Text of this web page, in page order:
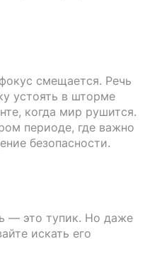
смещается. Речь
устоять в шторме
когда мир рушится.
периоде, где важно
безопасности.
— это тупик. Но даже
искать его